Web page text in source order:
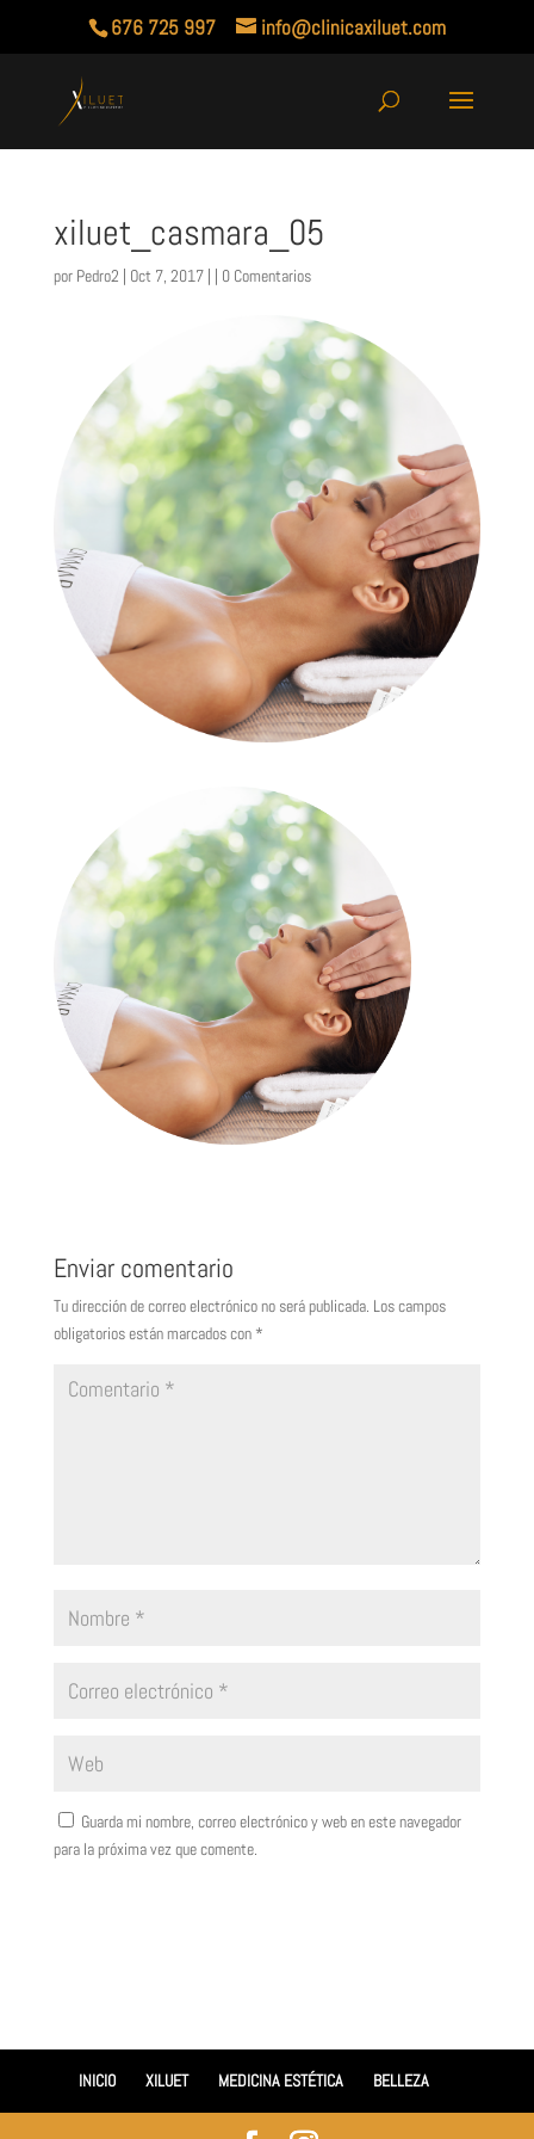
676 725 997 info@clinicaxiluet.com
xiluet_casmara_05
por Pedro2 | Oct 7, 2017 | | 0 Comentarios
Enviar comentario
Tu dirección de correo electrónico no será publicada. Los campos
obligatorios están marcados con *
Guarda mi nombre, correo electrónico y web en este navegador
para la próxima vez que comente.
INICIO XILUET MEDICINA ESTÉTICA BELLEZA